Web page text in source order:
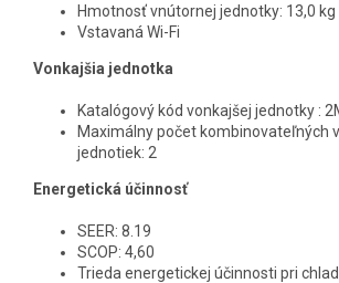
Hmotnosť vnútornej jednotky: 13,0 kg
Vstavaná Wi-Fi
Vonkajšia jednotka
Katalógový kód vonkajšej jednotky :
Maximálny počet kombinovateľných
jednotiek: 2
Energetická účinnosť
SEER: 8.19
SCOP: 4,60
Trieda energetickej účinnosti pri